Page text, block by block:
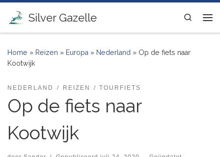
Ga naar inhoud
Silver Gazelle
Search
Home » Reizen » Europa » Nederland » Op de fiets naar
Kootwijk
NEDERLAND REIZEN TOURFIETS
Op de fiets naar
Kootwijk